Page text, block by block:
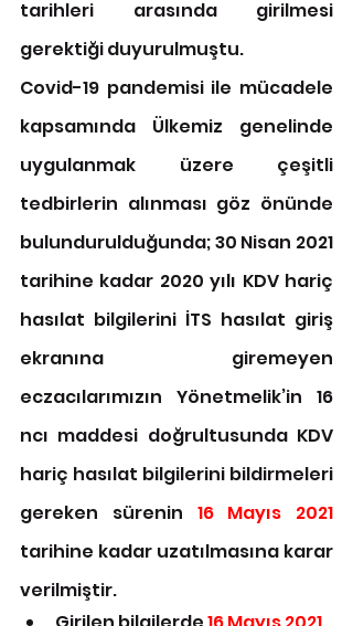
tarihleri arasında girilmesi
gerektiği duyurulmuştu.
Covid-19 pandemisi ile mücadele
kapsamında Ülkemiz genelinde
uygulanmak üzere çeşitli
tedbirlerin alınması göz önünde
bulundurulduğunda; 30 Nisan 2021
tarihine kadar 2020 yılı KDV hariç
hasılat bilgilerini İTS hasılat giriş
ekranına giremeyen
eczacılarımızın Yönetmelik’in 16
ncı maddesi doğrultusunda KDV
hariç hasılat bilgilerini bildirmeleri
gereken sürenin 16 Mayıs 2021
tarihine kadar uzatılmasına karar
verilmiştir.